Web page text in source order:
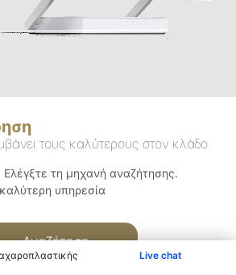
Live chat
τους καλύτερους στον κλάδο
Ελέγξτε τη μηχανή αναζήτησης.
υπηρεσία
Αναζήτηση